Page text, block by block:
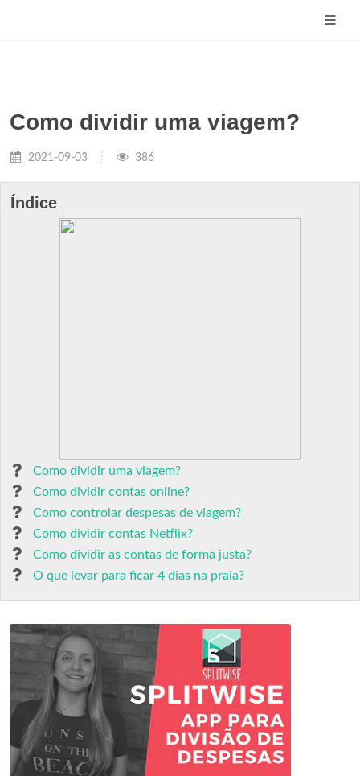
Como dividir uma viagem?
2021-09-03 386
Índice
Como dividir uma viagem?
Como dividir contas online?
Como controlar despesas de viagem?
Como dividir contas Netflix?
Como dividir as contas de forma justa?
O que levar para ficar 4 dias na praia?